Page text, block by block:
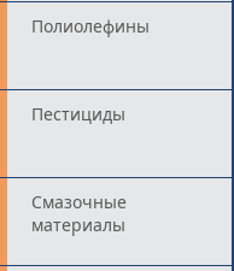
Полиолефины
Пестициды
Смазочные
материалы